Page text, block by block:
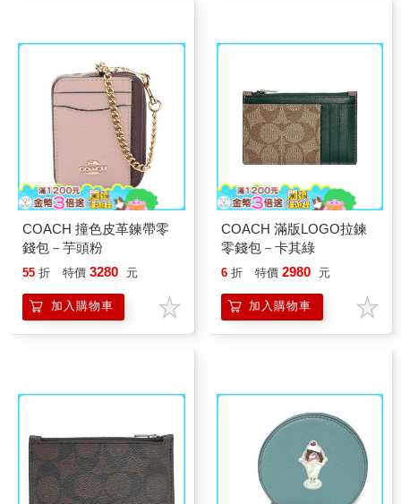
COACH 撞色皮革鍊帶零
錢包－芋頭粉
55 折 特價 3280 元
加入購物車
COACH 滿版LOGO拉鍊
零錢包－卡其綠
6 折 特價 2980 元
加入購物車